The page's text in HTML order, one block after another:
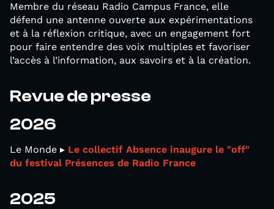
Membre du réseau Radio Campus France, elle
défend une antenne ouverte aux expérimentations
et à la réflexion critique, avec un engagement fort
pour faire entendre des voix multiples et favoriser
l’accès à l’information, aux savoirs et à la création.
Revue de presse
2026
Le Monde ▸ Le collectif Absence inaugure le "off"
du festival Présences de Radio France
2025